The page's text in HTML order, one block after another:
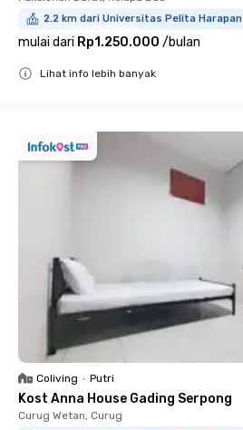
2.2 km dari Universitas Pelita Harapan
mulai dari Rp1.250.000 /bulan
Lihat info lebih banyak
Coliving • Putri
Kost Anna House Gading Serpong
Curug Wetan, Curug